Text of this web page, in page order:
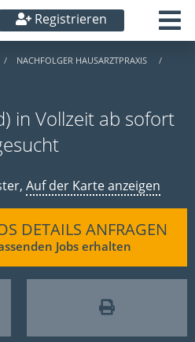
Registrieren
NACHFOLGER HAUSARZTPRAXIS
in Vollzeit ab sofort
Auf der Karte anzeigen
DETAILS ANFRAGEN
Jobs erhalten